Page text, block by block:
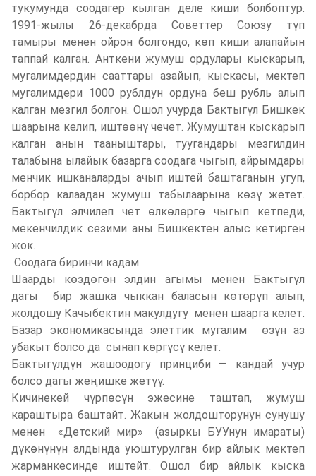
тукумунда соодагер кылган деле киши болбоптур.
1991-жылы 26-декабрда Советтер Союзу түп
тамыры менен ойрон болгондо, көп киши алапайын
таппай калган. Анткени жумуш ордулары кыскарып,
мугалимдердин сааттары азайып, кыскасы, мектеп
мугалимдери 1000 рублдун ордуна беш рубль алып
калган мезгил болгон. Ошол учурда Бактыгүл Бишкек
шаарына келип, иштөөнү чечет. Жумуштан кыскарып
калган анын тааныштары, туугандары мезгилдин
талабына ылайык базарга соодага чыгып, айрымдары
менчик ишканаларды ачып иштей баштаганын угуп,
борбор калаадан жумуш табылаарына көзү жетет.
Бактыгүл элчилеп чет өлкөлөргө чыгып кетпеди,
мекенчилдик сезими аны Бишкектен алыс кетирген
жок.
Соодага биринчи кадам
Шаарды көздөгөн элдин агымы менен Бактыгүл
дагы бир жашка чыккан баласын көтөрүп алып,
жолдошу Качыбектин макулдугу менен шаарга келет.
Базар экономикасында элеттик мугалим өзүн аз
убакыт болсо да сынап көргүсү келет.
Бактыгүлдүн жашоодогу принциби — кандай учур
болсо дагы жеңишке жетүү.
Кичинекей чүрпөсүн эжесине таштап, жумуш
караштыра баштайт. Жакын жолдошторунун сунушу
менен «Детский мир» (азыркы БУУнун имараты)
дүкөнүнүн алдында уюштурулган бир айлык мектеп
жарманкесинде иштейт. Ошол бир айлык кыска